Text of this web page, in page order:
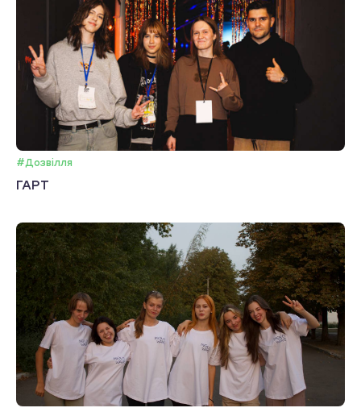
#Дозвілля
ГАРТ